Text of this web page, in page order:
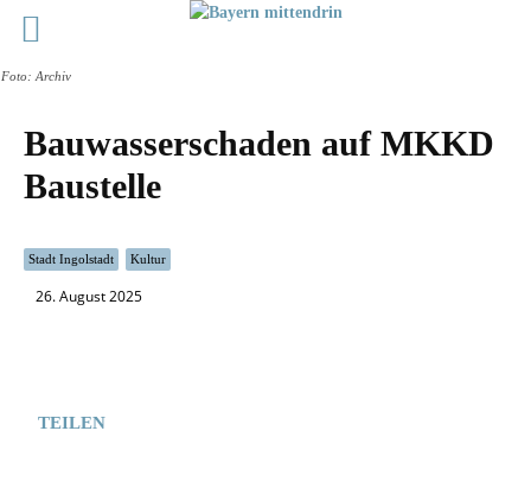
Bauwasserschaden auf MKKD
Baustelle
Stadt Ingolstadt Kultur
26. August 2025
Foto: Archiv
TEILEN